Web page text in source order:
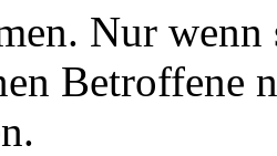
Nur
Betroffene